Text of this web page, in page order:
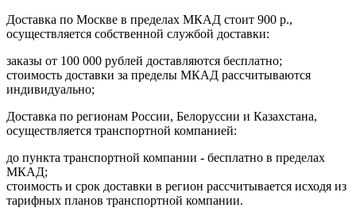
Доставка по Москве в пределах МКАД стоит 900 р.,
осуществляется собственной службой доставки:
заказы от 100 000 рублей доставляются бесплатно;
cтоимость доставки за пределы МКАД рассчитываются
индивидуально;
Доставка по регионам России, Белоруссии и Казахстана,
осуществляется транспортной компанией:
до пункта транспортной компании - бесплатно в пределах
МКАД;
стоимость и срок доставки в регион рассчитывается исходя из
тарифных планов транспортной компании.